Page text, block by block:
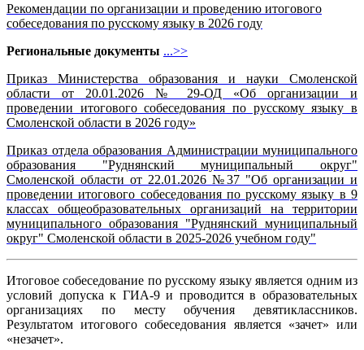
Рекомендации по организации и проведению итогового
собеседования по русскому языку в 2026 году
Региональные документы ...>>
Приказ Министерства образования и науки Смоленской
области от 20.01.2026 № 29-ОД «Об организации и
проведении итогового собеседования по русскому языку в
Смоленской области в 2026 году»
Приказ отдела образования Администрации муниципального
образования "Руднянский муниципальный округ"
Смоленской области от 22.01.2026 №37 "Об организации и
проведении итогового собеседования по русскому языку в 9
классах общеобразовательных организаций на территории
муниципального образования "Руднянский муниципальный
округ" Смоленской области в 2025-2026 учебном году"
Итоговое собеседование по русскому языку является одним из
условий допуска к ГИА-9 и проводится в образовательных
организациях по месту обучения девятиклассников.
Результатом итогового собеседования является «зачет» или
«незачет».